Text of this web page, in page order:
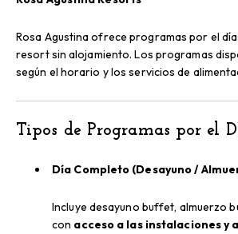
Rosa Agustina ofrece programas por el
resort sin alojamiento. Los programas
según el horario y los servicios de
Tipos de Programas por el
Día Completo (Desayuno /
Incluye desayuno buffet, almuerzo
con acceso a las instalaciones y